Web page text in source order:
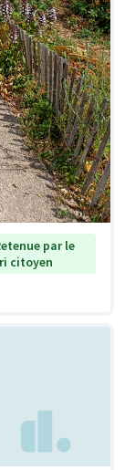
par le
citoyen